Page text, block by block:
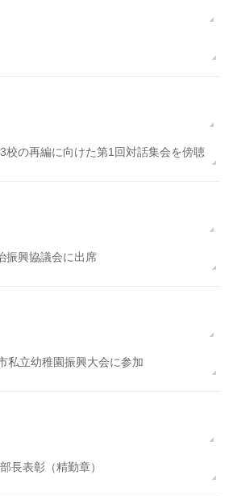
校の再編に向けた第1回対話集会を傍聴
振興協議会に出席
私立幼稚園振興大会に参加
長表彰（精勤章）